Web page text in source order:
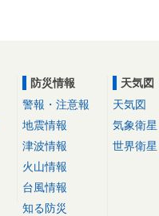
防災情報
警報・注意報
地震情報
津波情報
火山情報
台風情報
知る防災
天気図
天気図
気象衛星
世界衛星